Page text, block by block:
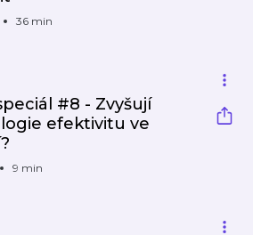
36 min
#8 - Zvyšují
efektivitu ve
9 min